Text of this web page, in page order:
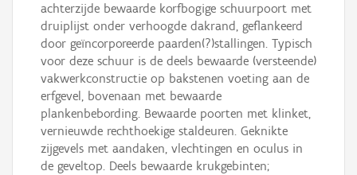
achterzijde bewaarde korfbogige schuurpoort met
druiplijst onder verhoogde dakrand, geflankeerd
door geïncorporeerde paarden(?)stallingen. Typisch
voor deze schuur is de deels bewaarde (versteende)
vakwerkconstructie op bakstenen voeting aan de
erfgevel, bovenaan met bewaarde
plankenbebording. Bewaarde poorten met klinket,
vernieuwde rechthoekige staldeuren. Geknikte
zijgevels met aandaken, vlechtingen en oculus in
de geveltop. Deels bewaarde krukgebinten;